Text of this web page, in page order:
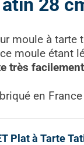
28
moule à
moule étant
très facilement
en
Plat à Tarte